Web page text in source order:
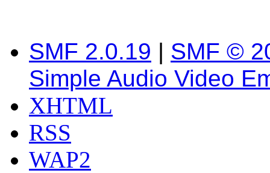
SMF 2.0.19 | SMF ©
Simple Audio Video
XHTML
RSS
WAP2